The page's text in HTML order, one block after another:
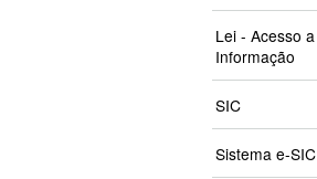
Lei - Acesso a
Informação
SIC
Sistema e-SIC